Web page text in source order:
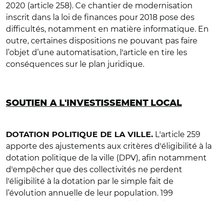
2020 (article 258). Ce chantier de modernisation
inscrit dans la loi de finances pour 2018 pose des
difficultés, notamment en matière informatique. En
outre, certaines dispositions ne pouvant pas faire
l’objet d’une automatisation, l'article en tire les
conséquences sur le plan juridique.
SOUTIEN A L'INVESTISSEMENT LOCAL
DOTATION POLITIQUE DE LA VILLE. L'article 259
apporte des ajustements aux critères d'éligibilité à la
dotation politique de la ville (DPV), afin notamment
d'empêcher que des collectivités ne perdent
l'éligibilité à la dotation par le simple fait de
l’évolution annuelle de leur population. 199